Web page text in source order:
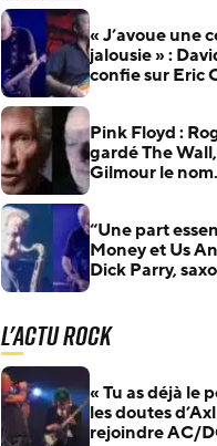
« J’avoue une
jalousie » :
confie sur Eric
Pink Floyd :
gardé The
Gilmour le
“Une part
Money et Us
Dick Parry,
L'actu Rock
« Tu as déjà le
les doutes
rejoindre AC/